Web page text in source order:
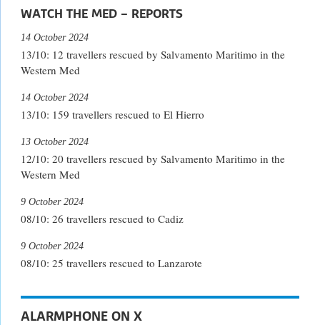
WATCH THE MED – REPORTS
13/10: 12 travellers rescued by Salvamento Maritimo in the
Western Med
14 October 2024
13/10: 159 travellers rescued to El Hierro
14 October 2024
12/10: 20 travellers rescued by Salvamento Maritimo in the
Western Med
13 October 2024
08/10: 26 travellers rescued to Cadiz
9 October 2024
08/10: 25 travellers rescued to Lanzarote
9 October 2024
ALARMPHONE ON X